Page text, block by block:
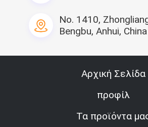
No. 1410,
Bengbu, Anhui, China
Αρχική Σελίδα
προφίλ
Τα προϊόντα